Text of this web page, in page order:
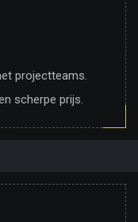
projectteams.
scherpe prijs.